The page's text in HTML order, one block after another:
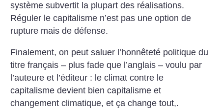
système subvertit la plupart des réalisations.
Réguler le capitalisme n’est pas une option de
rupture mais de défense.
Finalement, on peut saluer l’honnêteté politique du
titre français – plus fade que l’anglais – voulu par
l’auteure et l’éditeur : le climat contre le
capitalisme devient bien capitalisme et
changement climatique, et ça change tout,.